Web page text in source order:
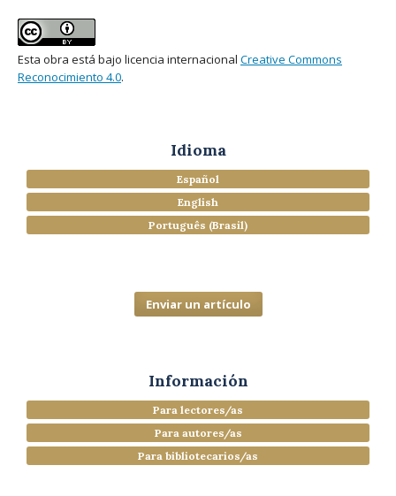
Esta obra está bajo licencia internacional Creative Commons
Reconocimiento 4.0.
Idioma
Español
English
Português (Brasil)
Enviar un artículo
Información
Para lectores/as
Para autores/as
Para bibliotecarios/as